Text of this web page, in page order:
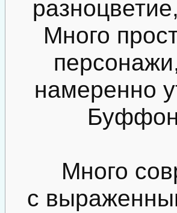
Много
намеренно
Много
с